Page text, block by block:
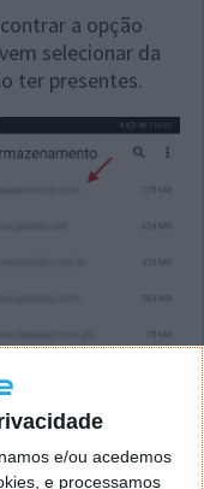
e/ou acedemos
e processamos
a opção
selecionar da
ter presentes.